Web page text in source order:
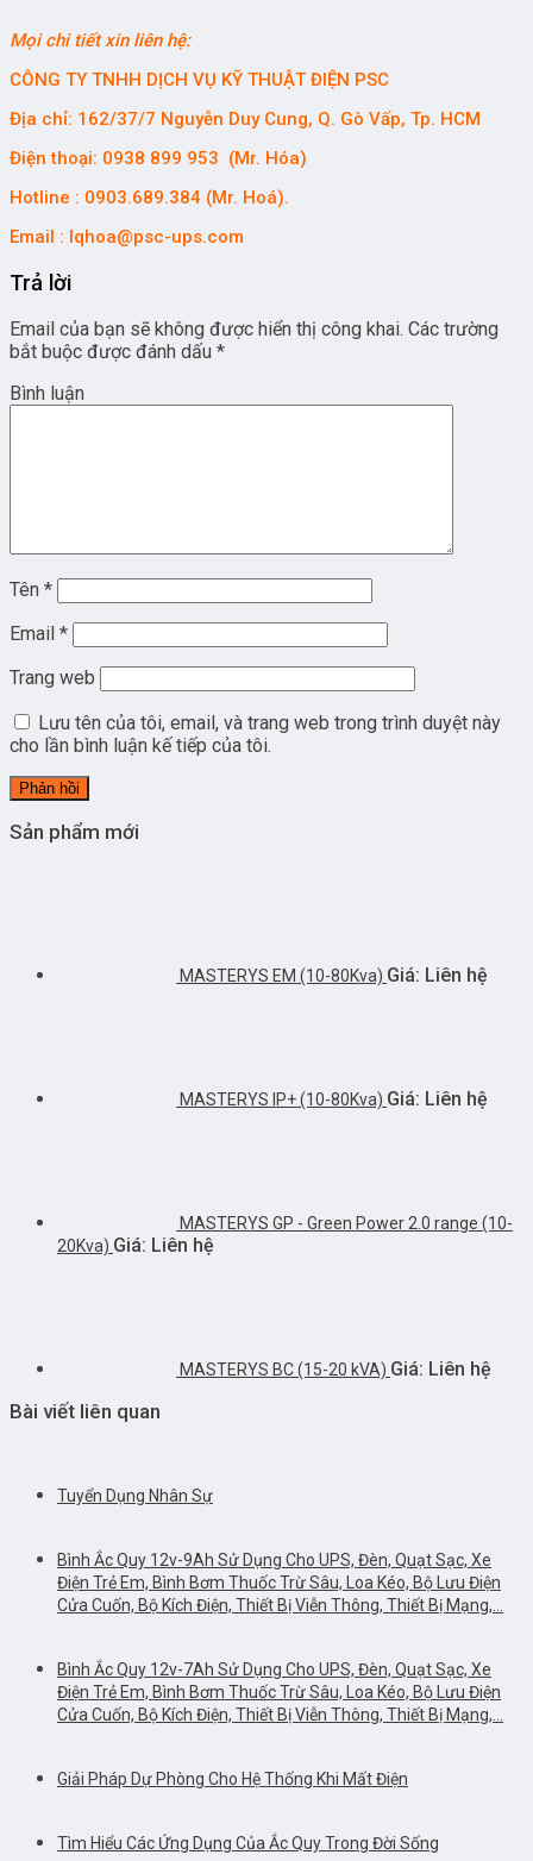
Mọi chi tiết xin liên hệ:
CÔNG TY TNHH DỊCH VỤ KỸ THUẬT ĐIỆN PSC
Địa chỉ: 162/37/7 Nguyễn Duy Cung, Q. Gò Vấp, Tp. HCM
Điện thoại: 0938 899 953 (Mr. Hóa)
Hotline : 0903.689.384 (Mr. Hoá).
Email : lqhoa@psc-ups.com
Trả lời
Email của bạn sẽ không được hiển thị công khai. Các trường
bắt buộc được đánh dấu *
Bình luận
Tên *
Email *
Trang web
Lưu tên của tôi, email, và trang web trong trình duyệt này
cho lần bình luận kế tiếp của tôi.
Sản phẩm mới
MASTERYS EM (10-80Kva) Giá: Liên hệ
MASTERYS IP+ (10-80Kva) Giá: Liên hệ
MASTERYS GP - Green Power 2.0 range (10-
20Kva) Giá: Liên hệ
MASTERYS BC (15-20 kVA) Giá: Liên hệ
Bài viết liên quan
Tuyển Dụng Nhân Sự
Bình Ắc Quy 12v-9Ah Sử Dụng Cho UPS, Đèn, Quạt Sạc, Xe
Điện Trẻ Em, Bình Bơm Thuốc Trừ Sâu, Loa Kéo, Bộ Lưu Điện
Cửa Cuốn, Bộ Kích Điện, Thiết Bị Viễn Thông, Thiết Bị Mạng,…
Bình Ắc Quy 12v-7Ah Sử Dụng Cho UPS, Đèn, Quạt Sạc, Xe
Điện Trẻ Em, Bình Bơm Thuốc Trừ Sâu, Loa Kéo, Bộ Lưu Điện
Cửa Cuốn, Bộ Kích Điện, Thiết Bị Viễn Thông, Thiết Bị Mạng,…
Giải Pháp Dự Phòng Cho Hệ Thống Khi Mất Điện
Tìm Hiểu Các Ứng Dụng Của Ắc Quy Trong Đời Sống